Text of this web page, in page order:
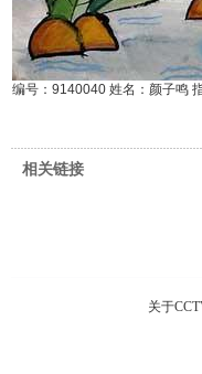
编号：9140040 姓名：颜子鸣
相关链接
关于